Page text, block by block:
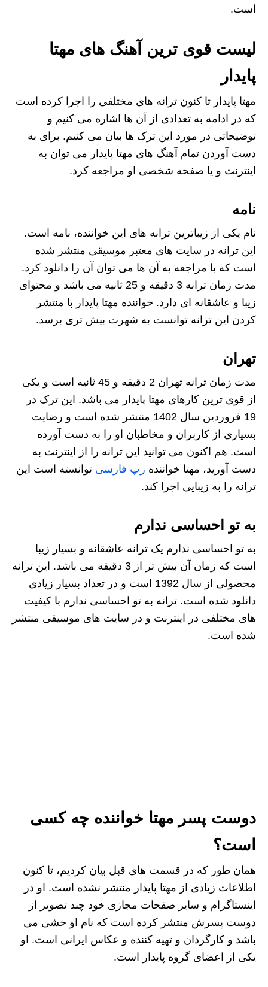
است.
لیست قوی ترین آهنگ های مهتا
پایدار
مهتا پایدار تا کنون ترانه های مختلفی را اجرا کرده است
که در ادامه به تعدادی از آن ها اشاره می کنیم و
توضیحاتی در مورد این ترک ها بیان می کنیم. برای به
دست آوردن تمام آهنگ های مهتا پایدار می توان به
اینترنت و یا صفحه شخصی او مراجعه کرد.
نامه
نام یکی از زیباترین ترانه های این خواننده، نامه است.
این ترانه در سایت های معتبر موسیقی منتشر شده
است که با مراجعه به آن ها می توان آن را دانلود کرد.
مدت زمان ترانه 3 دقیقه و 25 ثانیه می باشد و محتوای
زیبا و عاشقانه ای دارد. خواننده مهتا پایدار با منتشر
کردن این ترانه توانست به شهرت بیش تری برسد.
تهران
مدت زمان ترانه تهران 2 دقیقه و 45 ثانیه است و یکی
از قوی ترین کارهای مهتا پایدار می باشد. این ترک در
19 فروردین سال 1402 منتشر شده است و رضایت
بسیاری از کاربران و مخاطبان او را به دست آورده
است. هم اکنون می توانید این ترانه را از اینترنت به
دست آورید، مهتا خواننده رپ فارسی توانسته است این
ترانه را به زیبایی اجرا کند.
به تو احساسی ندارم
به تو احساسی ندارم یک ترانه عاشقانه و بسیار زیبا
است که زمان آن بیش تر از 3 دقیقه می باشد. این ترانه
محصولی از سال 1392 است و در تعداد بسیار زیادی
دانلود شده است. ترانه به تو احساسی ندارم با کیفیت
های مختلفی در اینترنت و در سایت های موسیقی منتشر
شده است.
دوست پسر مهتا خواننده چه کسی
است؟
همان طور که در قسمت های قبل بیان کردیم، تا کنون
اطلاعات زیادی از مهتا پایدار منتشر نشده است. او در
اینستاگرام و سایر صفحات مجازی خود چند تصویر از
دوست پسرش منتشر کرده است که نام او خشی می
باشد و کارگردان و تهیه کننده و عکاس ایرانی است. او
یکی از اعضای گروه پایدار است.